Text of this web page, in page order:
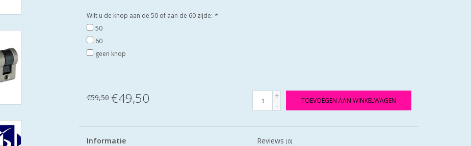
Wilt u de knop aan de 50 of aan de 60 zijde: *
50
60
geen knop
€59,50 €49,50
+
-
TOEVOEGEN AAN WINKELWAGEN
Informatie Reviews(0)